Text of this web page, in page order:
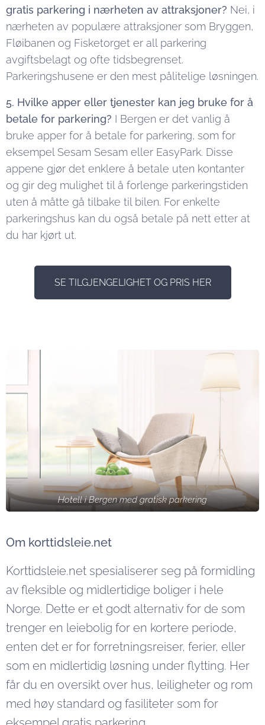
gratis parkering i nærheten av attraksjoner? Nei, i
nærheten av populære attraksjoner som Bryggen,
Fløibanen og Fisketorget er all parkering
avgiftsbelagt og ofte tidsbegrenset.
Parkeringshusene er den mest pålitelige løsningen.
5. Hvilke apper eller tjenester kan jeg bruke for å
betale for parkering? I Bergen er det vanlig å
bruke apper for å betale for parkering, som for
eksempel Sesam Sesam eller EasyPark. Disse
appene gjør det enklere å betale uten kontanter
og gir deg mulighet til å forlenge parkeringstiden
uten å måtte gå tilbake til bilen. For enkelte
parkeringshus kan du også betale på nett etter at
du har kjørt ut.
SE TILGJENGELIGHET OG PRIS HER
Hotell i Bergen med gratisk parkering
Om korttidsleie.net
Korttidsleie.net spesialiserer seg på formidling
av fleksible og midlertidige boliger i hele
Norge. Dette er et godt alternativ for de som
trenger en leiebolig for en kortere periode,
enten det er for forretningsreiser, ferier, eller
som en midlertidig løsning under flytting. Her
får du en oversikt over hus, leiligheter og rom
med høy standard og fasiliteter som for